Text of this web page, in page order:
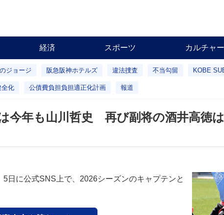
経済 スポーツ カルチャー
ジョージ 阪急阪神ホテルズ 違法捜査 不当勾留 KOBE
全化 公債費負担負担適正化計画 報道
今年も山川哲史 再び副将の酒井高徳
日に公式SNS上で、2026シーズンのキャプテンと